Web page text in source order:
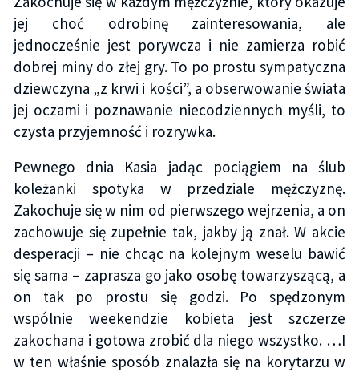
jej choć odrobinę zainteresowania, ale
jednocześnie jest porywcza i nie zamierza robić
dobrej miny do złej gry. To po prostu sympatyczna
dziewczyna „z krwi i kości”, a obserwowanie świata
jej oczami i poznawanie niecodziennych myśli, to
czysta przyjemność i rozrywka.
Pewnego dnia Kasia jadąc pociągiem na ślub
koleżanki spotyka w przedziale mężczyznę.
Zakochuje się w nim od pierwszego wejrzenia, a on
zachowuje się zupełnie tak, jakby ją znał. W akcie
desperacji – nie chcąc na kolejnym weselu bawić
się sama – zaprasza go jako osobę towarzyszącą, a
on tak po prostu się godzi. Po spędzonym
wspólnie weekendzie kobieta jest szczerze
zakochana i gotowa zrobić dla niego wszystko. …I
w ten właśnie sposób znalazła się na korytarzu w